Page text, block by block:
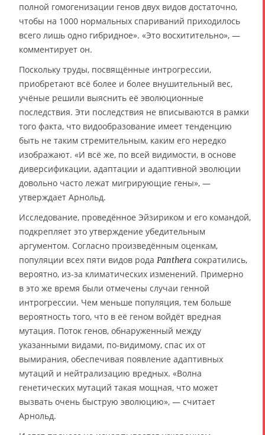
полной гомогенизации генов двух видов достаточно,
чтобы на 1000 нормальных спариваний приходилось
всего лишь одно гибридное». «Это восхитительно», —
комментирует он.
Поскольку труды, посвящённые интрогрессии,
приобретают всё более и более внушительный вес,
учёные решили выяснить её эволюционные
последствия. Эти последствия не вписываются в рамки
того факта, что видообразование имеет тенденцию
быть не таким стремительным, каким его нередко
изображают. «И всё же, по всей видимости, в основе
диверсификации, адаптации и адаптивной эволюции
довольно часто лежат мигрирующие гены», —
утверждает Арнольд.
Исследование, проведённое Эйзириком и его командой,
подкрепляет это утверждение убедительным
аргументом. Согласно произведённым оценкам,
популяции всех пяти видов рода Panthera сократились,
вероятно, из-за климатических изменений. Примерно
в это же время были отмечены случаи генной
интрогрессии. Чем меньше популяция, тем больше
вероятность того, что в её геном войдёт вредная
мутация. Поток генов, обнаруженный между
указанными видами, по-видимому, спас их от
вымирания, обеспечивая появление адаптивных
мутаций и нейтрализацию вредных. «Волна
генетических мутаций такая мощная, что может
вызвать очень быструю эволюцию», — считает
Арнольд.